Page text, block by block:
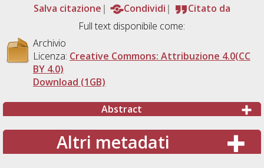
Salva citazione
Condividi
Citato da
Full text disponibile come:
Archivio
Licenza: Creative Commons: Attribuzione 4.0(CC
BY 4.0)
Download (1GB)
Abstract
Altri metadati